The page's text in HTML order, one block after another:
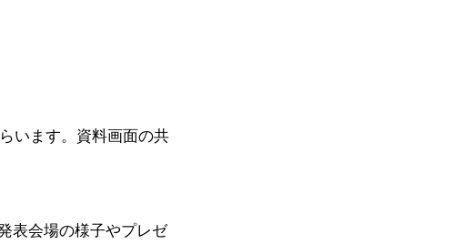
います。資料画面の共
表会場の様子やプレゼ